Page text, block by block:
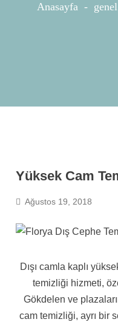
Anasayfa - genel
Yüksek Cam
Ağustos 19, 2018
Dışı camla kaplı
temizliği hizmeti,
Gökdelen ve
cam temizliği, ayrı bir